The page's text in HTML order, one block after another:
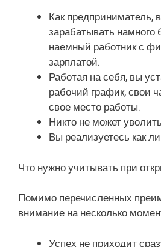
Как предприниматель,
зарабатывать
наемный работник с
зарплатой.
Работая на себя, вы
рабочий график, свои
свое место работы.
Никто не может
Вы реализуетесь как
Что нужно учитывать при
Помимо перечисленных
внимание на несколько
Успех не приходит